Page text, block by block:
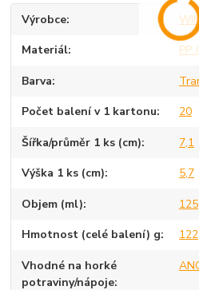
Výrobce
Materiál PP
Barva
Počet balení v 1 kartonu 20
Šířka/průměr 1 ks (cm) 7,1
Výška 1 ks (cm) 5,7
Objem (ml) 125
Hmotnost (celé balení) g 122
Vhodné na horké
potraviny/nápoje